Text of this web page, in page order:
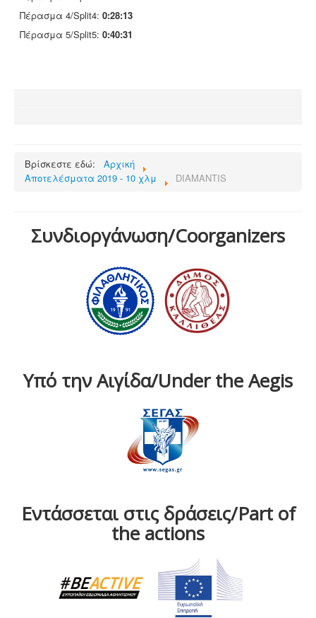
Πέρασμα 4/Split4: 0:28:13
Πέρασμα 5/Split5: 0:40:31
Βρίσκεστε εδώ:
Αρχική
Αποτελέσματα 2019 - 10 χλμ
DIAMANTIS
Συνδιοργάνωση/Coorganizers
Υπό την Αιγίδα/Under the Aegis
Εντάσσεται στις δράσεις/Part of
the actions